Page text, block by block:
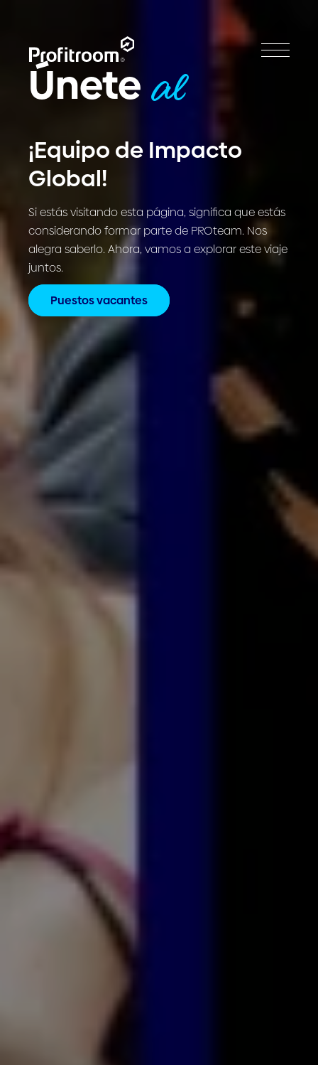
Úneteal
¡Equipo de Impacto
Global!
Si estás visitando esta página, significa que estás
considerando formar parte de PROteam. Nos
alegra saberlo. Ahora, vamos a explorar este viaje
juntos.
Puestos vacantes